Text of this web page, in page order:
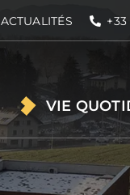
ACTUALITÉS
VIE